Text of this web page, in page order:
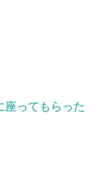
座ってもらった